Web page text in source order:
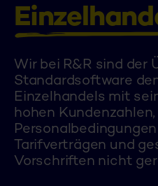
Wir bei R&R sind der
Standardsoftware
Einzelhandels mit
hohen
Tarifverträgen und
Vorschriften nicht